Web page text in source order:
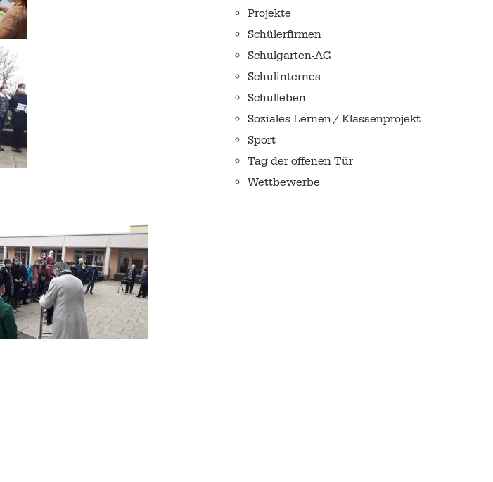
Projekte
Schülerfirmen
Schulgarten-AG
Schulinternes
Schulleben
Soziales Lernen / Klassenprojekt
Sport
Tag der offenen Tür
Wettbewerbe